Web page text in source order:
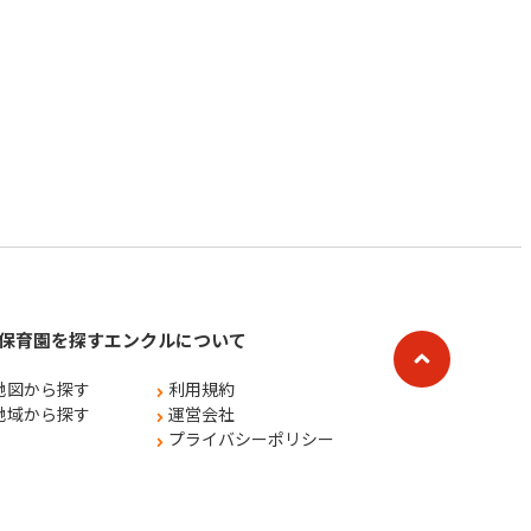
育園を探す
図から探す
域から探す
エンクルについて
利用規約
運営会社
プライバシーポリシー